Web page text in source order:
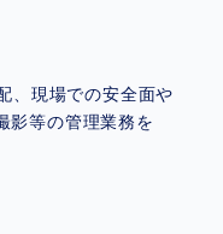
、現場での安全面や
影等の管理業務を